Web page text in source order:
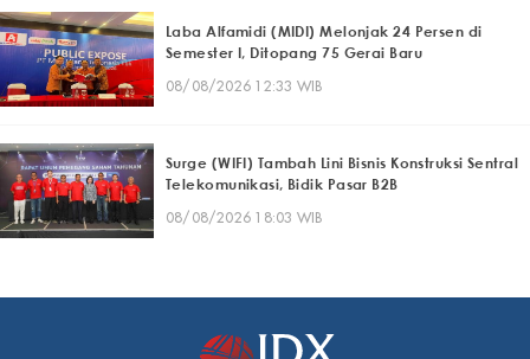
Laba Alfamidi (MIDI) Melonjak 24 Persen di
Semester I, Ditopang 75 Gerai Baru
08/08/2026 12:33 WIB
Surge (WIFI) Tambah Lini Bisnis Konstruksi Sentral
Telekomunikasi, Bidik Pasar B2B
08/08/2026 18:03 WIB